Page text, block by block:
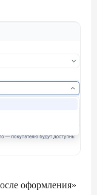
оформления»